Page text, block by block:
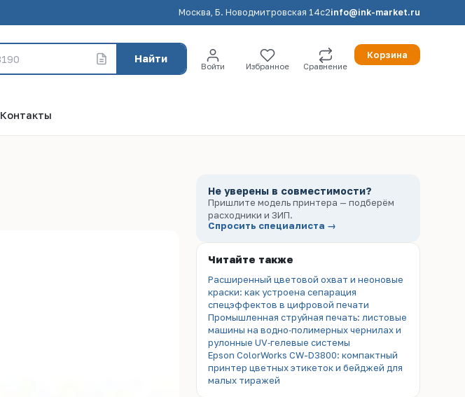
Москва, Б. Новодмитровская 14с2info@ink-market.ru
Найти
Войти Избранное Сравнение
Корзина
Контакты
Не уверены в совместимости?
Пришлите модель принтера — подберём
расходники и ЗИП.
Спросить специалиста →
Читайте также
Расширенный цветовой охват и неоновые
краски: как устроена сепарация
спецэффектов в цифровой печати
Промышленная струйная печать: листовые
машины на водно‑полимерных чернилах и
рулонные UV‑гелевые системы
Epson ColorWorks CW-D3800: компактный
принтер цветных этикеток и бейджей для
малых тиражей